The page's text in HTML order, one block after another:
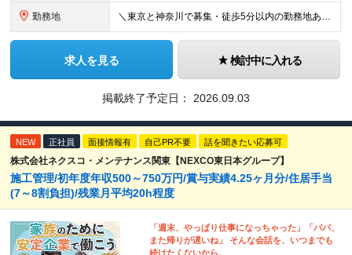
勤務地 ＼東京と神奈川で募集・徒歩5分以内の勤務地あり／ ■根岸事務所 東京都台東区根岸5-6-14 根岸5光ビル ■阿佐ヶ谷事務所 東京都杉並区成田東4-38-25 ■大橋事務所 東京都目黒区大橋2-8-1
求人を見る 検討中に入れる
掲載終了予定日： 2026.09.03
NEW 正社員 面接情報有 自己PR不要 話を聞きたい応募可
株式会社ネクスコ・メンテナンス関東【NEXCO東日本グループ】
施工管理/初年度年収500～750万円/賞与実績4.25ヶ月分/住居手当
(7～8割負担)/残業月平均20h程度
「週末、やっぱり仕事になっちゃった」「パパ、
また帰りが遅いね」 そんな会話を、いつまでも
続けたくないから。